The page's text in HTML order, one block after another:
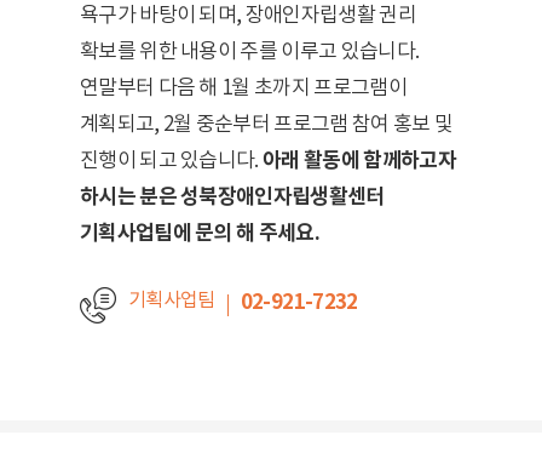
욕구가 바탕이 되며, 장애인자립생활 권리
확보를 위한 내용이 주를 이루고 있습니다.
연말부터 다음 해 1월 초까지 프로그램이
계획되고, 2월 중순부터 프로그램 참여 홍보 및
진행이 되고 있습니다.아래 활동에 함께하고자
하시는 분은 성북장애인자립생활센터
기획사업팀에 문의 해 주세요.
기획사업팀 02-921-7232